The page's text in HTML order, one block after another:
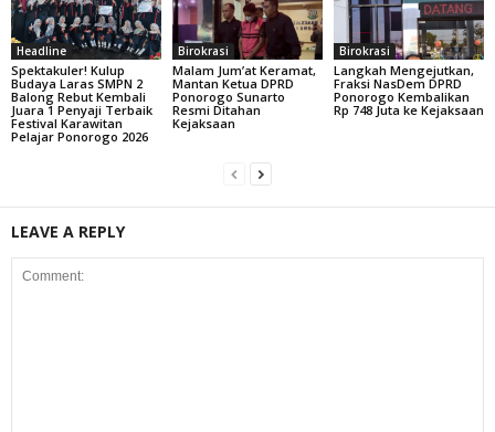
Headline
Spektakuler! Kulup
Budaya Laras SMPN 2
Balong Rebut Kembali
Juara 1 Penyaji Terbaik
Festival Karawitan
Pelajar Ponorogo 2026
Birokrasi
Malam Jum’at Keramat,
Mantan Ketua DPRD
Ponorogo Sunarto
Resmi Ditahan
Kejaksaan
Birokrasi
Langkah Mengejutkan,
Fraksi NasDem DPRD
Ponorogo Kembalikan
Rp 748 Juta ke Kejaksaan
LEAVE A REPLY